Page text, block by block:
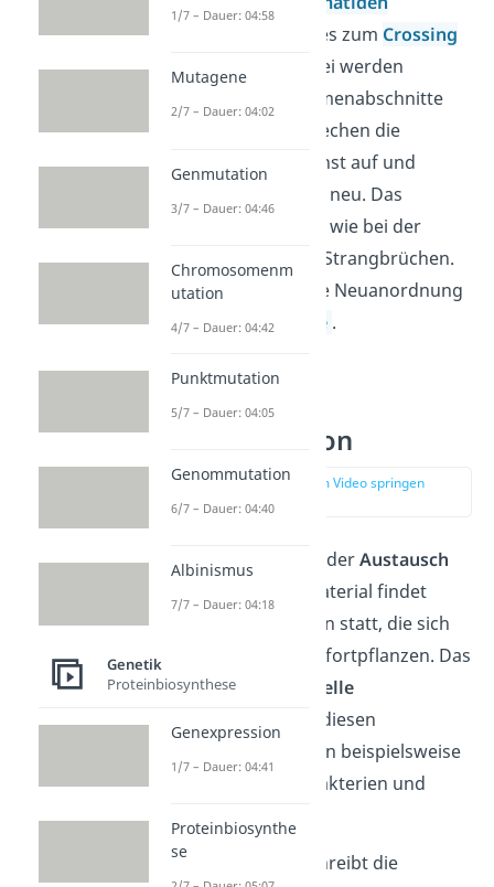
überkreuzen, kann es zum Crossing
over
kommen. Dabei werden
einzelne Chromosomenabschnitte
getauscht. Dabei brechen die
Chromatiden zunächst auf und
verbinden sich dann neu. Das
funktioniert ähnlich, wie bei der
Reparatur von DNA-Strangbrüchen.
Das Ergebnis ist eine Neuanordnung
verschiedener
Allele .
Parasexuelle
Rekombination
zur Stelle im Video springen
(03:54)
Die Weitergabe und derAustausch
von genetischem Material findet
auch bei Organismen statt, die sich
nicht geschlechtlich fortpflanzen. Das
nennst du
parasexuelle
. Zu diesen
Organismen gehören beispielsweise
Bakterien und
Parasexualität beschreibt die
1/7 – Dauer: 04:58
Mutagene
2/7 – Dauer: 04:02
Genmutation
3/7 – Dauer: 04:46
Chromosomenm
utation
4/7 – Dauer: 04:42
Punktmutation
5/7 – Dauer: 04:05
Genommutation
6/7 – Dauer: 04:40
Albinismus
7/7 – Dauer: 04:18
Genetik
Proteinbiosynthese
Genexpression
1/7 – Dauer: 04:41
Proteinbiosynthe
se